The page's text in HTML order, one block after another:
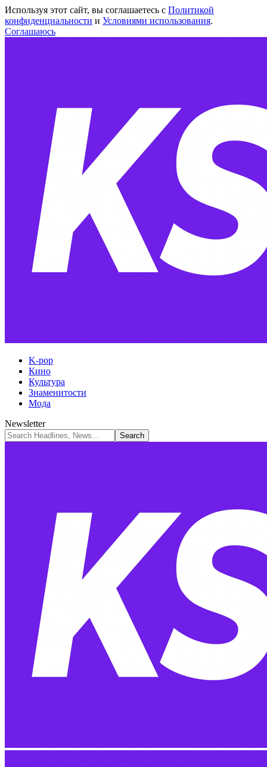
Используя этот сайт, вы соглашаетесь с Политикой
конфиденциальности и Условиями использования.
Соглашаюсь
K-pop
Кино
Культура
Знаменитости
Мода
Newsletter